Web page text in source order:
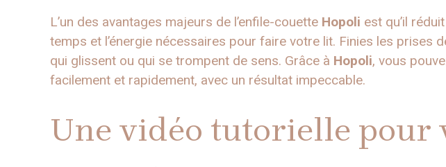
L’un des avantages majeurs de l’enfile-couette Hopoli est qu’il
temps et l’énergie nécessaires pour faire votre lit. Finies les prises
qui glissent ou qui se trompent de sens. Grâce à Hopoli, vous
facilement et rapidement, avec un résultat impeccable.
Une vidéo tutorielle pour